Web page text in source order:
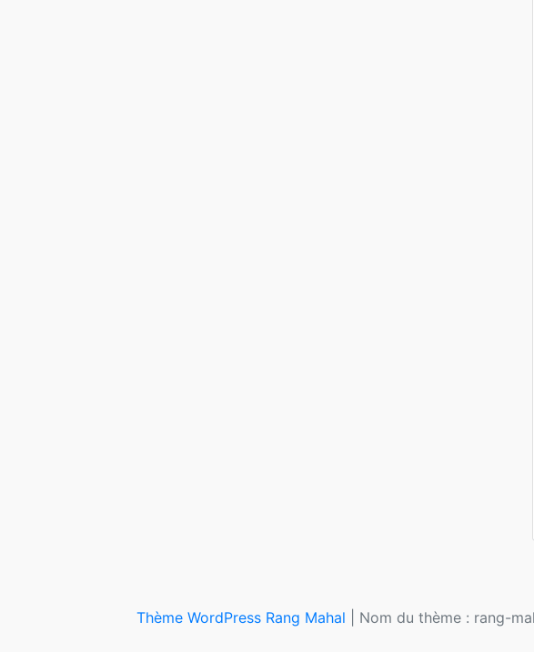
Thème WordPress Rang Mahal Nom du thème : rang-